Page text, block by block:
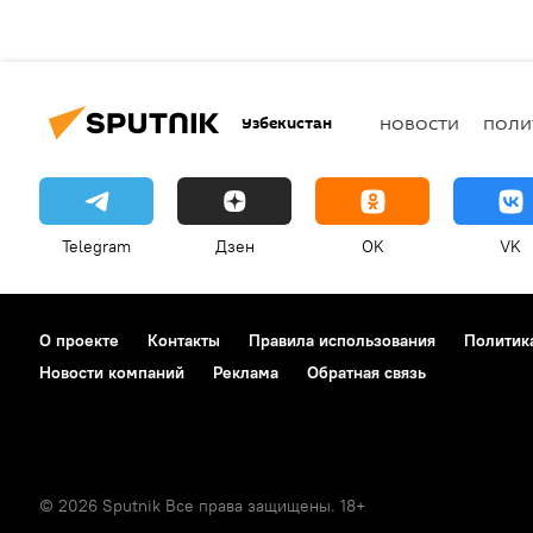
Узбекистан НОВОСТИ
Telegram Дзен OK VK
О проекте Контакты Правила использования
Новости компаний
Реклама Обратная связь
© 2026 Sputnik Все права защищены. 18+